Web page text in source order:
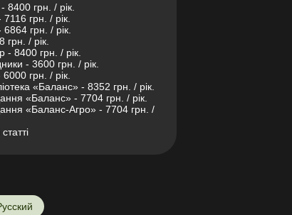
грн. / рік.
грн. / рік.
грн. / рік.
грн. / рік.
- 8400 грн. / рік.
- 3600 грн. / рік.
грн. / рік.
«Баланс» - 8352 грн. / рік.
«Баланс» - 7704 грн. / рік.
«Баланс-Агро» - 7704 грн. /